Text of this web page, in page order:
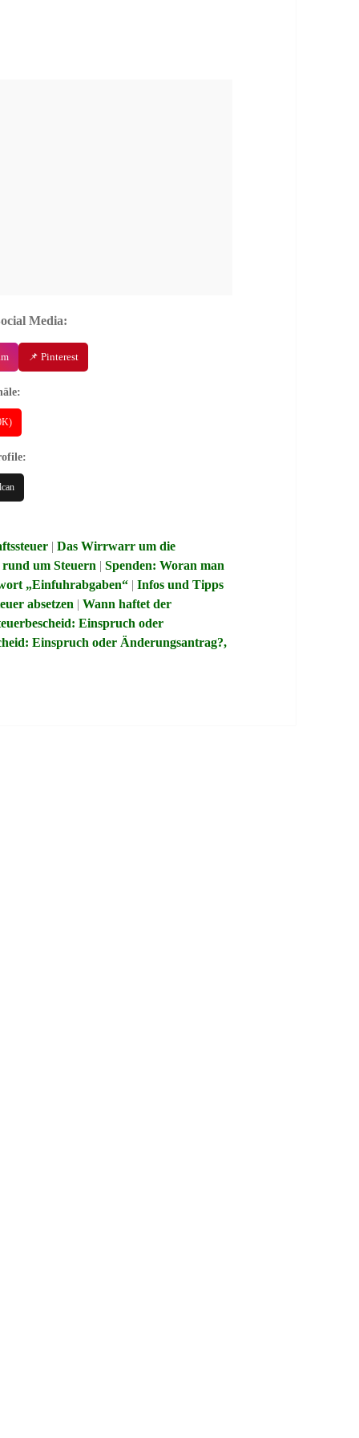
Media:
📌 Pinterest
|Das Wirrwarr um die
rund um Steuern |Spenden: Woran man
„Einfuhrabgaben“ |Infos und Tipps
absetzen |Wann haftet der
Einspruch oder
Einspruch oder Änderungsantrag?,